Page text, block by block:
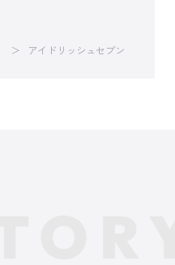
アイドリッシュセブン